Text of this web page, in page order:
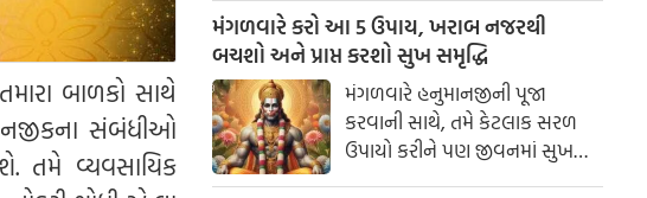
બાળકો સાથે
નજીકના સંબંધીઓ
તમે વ્યવસાયિક
રજા લીધી છે.
મંગળવારે કરો આ 5 ઉપાય, ખરાબ નજરથી
બચશો અને પ્રાપ્ત કરશો સુખ સમૃદ્ધિ
મંગળવારે હનુમાનજીની પૂજા
કરવાની સાથે, તમે કેટલાક સરળ
ઉપાયો કરીને પણ જીવનમાં સુખ
અને સમૃદ્ધિ પ્રાપ્ત કરી શકો છો. આજે